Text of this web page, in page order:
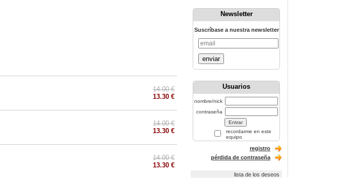
14.00 €
13.30 €
14.00 €
13.30 €
14.00 €
13.30 €
Newsletter
Suscríbase a nuestra newsletter
enviar
Usuarios
nombre/nick
contraseña
recordarme en este
equipo
registro
pérdida de contraseña
lista de los deseos